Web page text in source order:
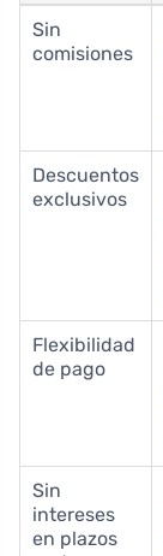
Sin
comisiones
Descuentos
exclusivos
Flexibilidad
de pago
Sin
intereses
en plazos